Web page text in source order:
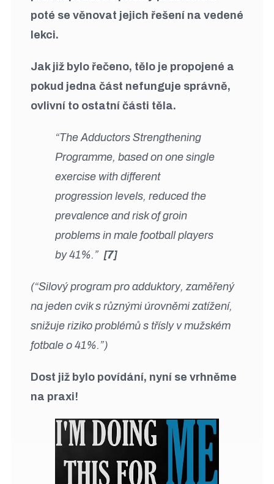
poté se věnovat jejich řešení na vedené
lekci.
Jak již bylo řečeno, tělo je propojené a
pokud jedna část nefunguje správně,
ovlivní to ostatní části těla.
“The Adductors Strengthening
Programme, based on one single
exercise with different
progression levels, reduced the
prevalence and risk of groin
problems in male football players
by 41%.” [7]
(“Silový program pro adduktory, zaměřený
na jeden cvik s různými úrovněmi zatížení,
snižuje riziko problémů s třísly v mužském
fotbale o 41%.”)
Dost již bylo povídání, nyní se vrhněme
na praxi!